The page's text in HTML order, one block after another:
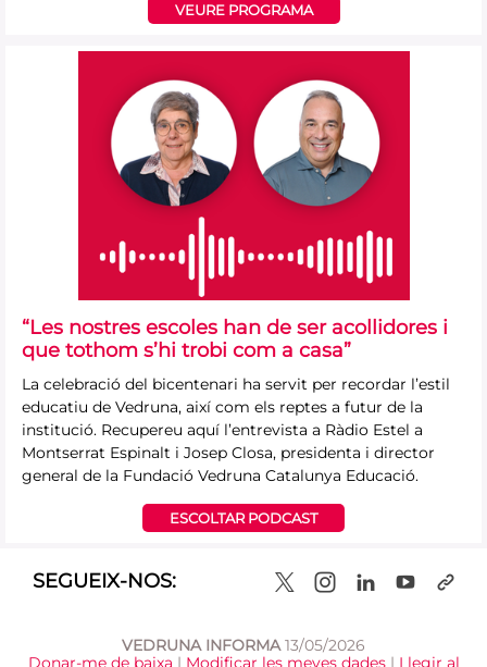
VEURE PROGRAMA
“Les nostres escoles han de ser acollidores i
que tothom s’hi trobi com a casa”
La celebració del bicentenari ha servit per recordar l’estil
educatiu de Vedruna, així com els reptes a futur de la
institució. Recupereu aquí l’entrevista a Ràdio Estel a
Montserrat Espinalt i Josep Closa, presidenta i director
general de la Fundació Vedruna Catalunya Educació.
ESCOLTAR PODCAST
SEGUEIX-NOS:
VEDRUNA INFORMA13/05/2026
Donar-me de baixa | Modificar les meves dades| Llegir al